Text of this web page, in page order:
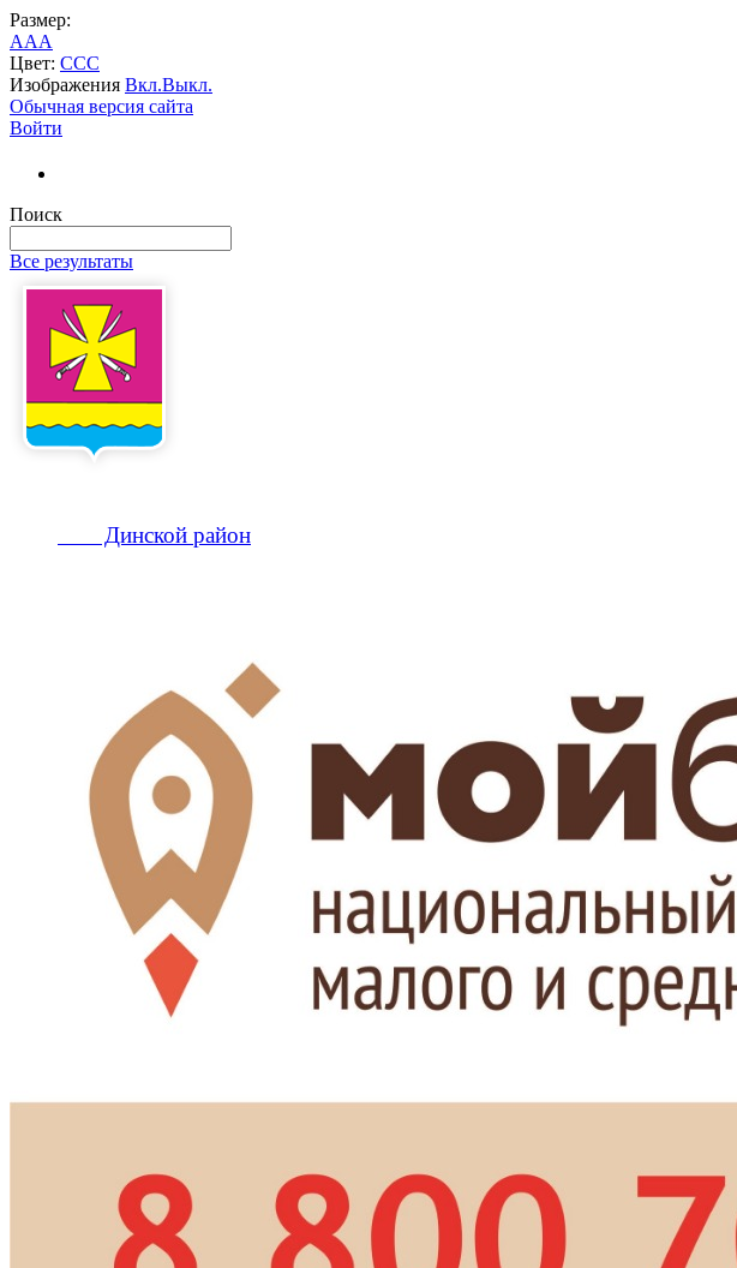
Размер:
AAA
Цвет: CCC
Изображения Вкл.Выкл.
Обычная версия сайта
Войти
Поиск
Все результаты
Динской район